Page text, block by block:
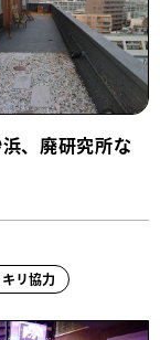
、廃研究所な
キリ協力